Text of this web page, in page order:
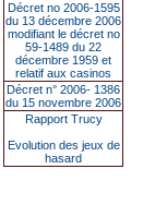
Décret no 2006-1595
du 13 décembre 2006
modifiant le décret no
59-1489 du 22
décembre 1959 et
relatif aux casinos
Décret n° 2006- 1386
du 15 novembre 2006
Rapport Trucy
Evolution des jeux de
hasard